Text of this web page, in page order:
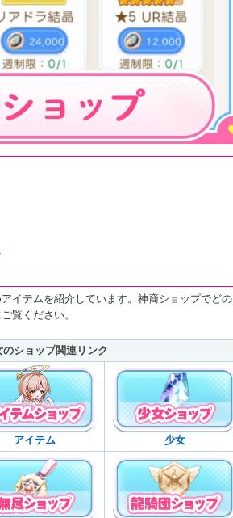
イテムを紹介しています。神裔ショップでど
覧ください。
のショップ関連リンク
アイテム 少女